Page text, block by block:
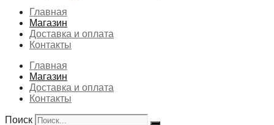
Главная
Магазин
Доставка и оплата
Контакты
Главная
Магазин
Доставка и оплата
Контакты
Поиск